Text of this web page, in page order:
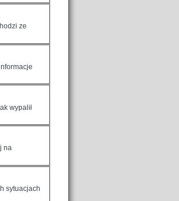
ze
wypalił
sytuacjach